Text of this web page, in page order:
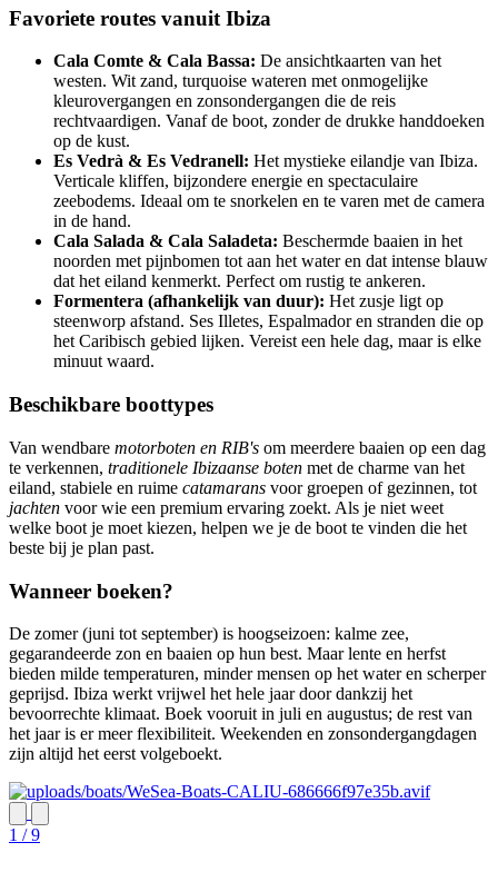
Favoriete routes vanuit Ibiza
Cala Comte & Cala Bassa: De ansichtkaarten van het
westen. Wit zand, turquoise wateren met onmogelijke
kleurovergangen en zonsondergangen die de reis
rechtvaardigen. Vanaf de boot, zonder de drukke handdoeken
op de kust.
Es Vedrà & Es Vedranell: Het mystieke eilandje van Ibiza.
Verticale kliffen, bijzondere energie en spectaculaire
zeebodems. Ideaal om te snorkelen en te varen met de camera
in de hand.
Cala Salada & Cala Saladeta: Beschermde baaien in het
noorden met pijnbomen tot aan het water en dat intense blauw
dat het eiland kenmerkt. Perfect om rustig te ankeren.
Formentera (afhankelijk van duur): Het zusje ligt op
steenworp afstand. Ses Illetes, Espalmador en stranden die op
het Caribisch gebied lijken. Vereist een hele dag, maar is elke
minuut waard.
Beschikbare boottypes
Van wendbare motorboten en RIB's om meerdere baaien op een dag
te verkennen, traditionele Ibizaanse boten met de charme van het
eiland, stabiele en ruime catamarans voor groepen of gezinnen, tot
jachten voor wie een premium ervaring zoekt. Als je niet weet
welke boot je moet kiezen, helpen we je de boot te vinden die het
beste bij je plan past.
Wanneer boeken?
De zomer (juni tot september) is hoogseizoen: kalme zee,
gegarandeerde zon en baaien op hun best. Maar lente en herfst
bieden milde temperaturen, minder mensen op het water en scherper
geprijsd. Ibiza werkt vrijwel het hele jaar door dankzij het
bevoorrechte klimaat. Boek vooruit in juli en augustus; de rest van
het jaar is er meer flexibiliteit. Weekenden en zonsondergangdagen
zijn altijd het eerst volgeboekt.
1 / 9